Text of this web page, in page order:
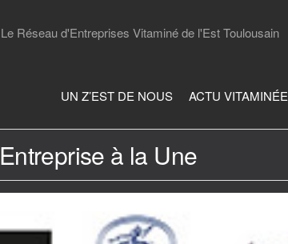
Le Réseau d'Entreprises Vitaminé de l'Est Toulousain
UN Z’EST DE NOUS ACTU VITAMINÉE
Entreprise à la Une